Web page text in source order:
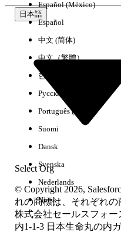
日本語
Select Org
Español (México)
Español
中文 (简体)
中文（繁體）
한국어
Русский
Português (Brasil)
Suomi
Dansk
Svenska
Nederlands
Norsk
© Copyright 2026,
れの商標は、それぞれの
株式会社セールスフォ
内1-1-3 日本生命丸の内